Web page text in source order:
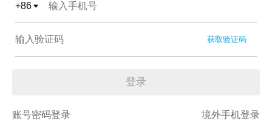
+86
获取验证码
登录
账号密码登录 境外手机登录